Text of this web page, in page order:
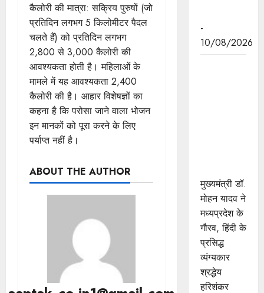
कैलोरी की मात्रा: सक्रिय पुरुषों (जो
प्रतिदिन लगभग 5 किलोमीटर पैदल
चलते हैं) को प्रतिदिन लगभग
2,800 से 3,000 कैलोरी की
आवश्यकता होती है। महिलाओं के
मामले में यह आवश्यकता 2,400
कैलोरी की है। आहार विशेषज्ञों का
कहना है कि परोसा जाने वाला भोजन
इन मानकों को पूरा करने के लिए
पर्याप्त नहीं है।
ABOUT THE AUTHOR
-
10/08/2026
मुख्यमंत्री डॉ.
मोहन यादव ने
मध्यप्रदेश के
गौरव, हिंदी के
प्रसिद्ध
व्यंग्यकार
श्रद्धेय
हरिशंकर